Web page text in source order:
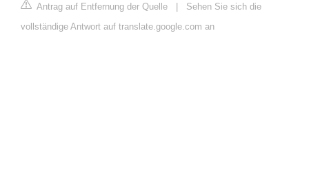
Antrag auf Entfernung der Quelle | Sehen Sie sich die
vollständige Antwort auf translate.google.com an